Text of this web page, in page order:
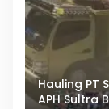
Hauling PT
APH Sultra